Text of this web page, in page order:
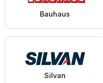
Bauhaus
Silvan